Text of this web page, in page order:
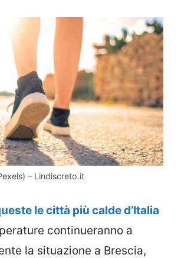
– Lindiscreto.it
le città più calde d’Italia
continueranno a
la situazione a Brescia,